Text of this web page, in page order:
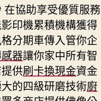
在協助享受優質服務
印機累積機構獲得
分期車傳入管你企
器讓你家中所有智
供刷卡換現金資金
的四級研磨技術廚